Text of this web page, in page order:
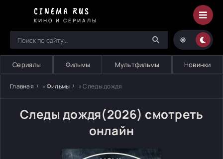
CINEMA RUS
КИНО И СЕРИАЛЫ
Сериалы Фильмы Мультфильмы Новинки
Главная » Фильмы » Следы дождя
Следы дождя(2026) смотреть
онлайн